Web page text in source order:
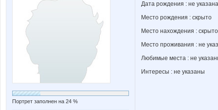
Портрет заполнен на 24 %
Дата рождения : не указана
Место рождения : скрыто
Место нахождения : скрыто
Место проживания : не
Любимые места : не
Интересы : не указаны